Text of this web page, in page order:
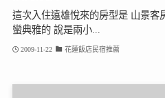
這次入住遠雄悅來的房型是 山景客
蠻典雅的 說是兩小...
2009-11-22 花蓮飯店民宿推薦